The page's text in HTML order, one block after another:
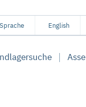
English
Asse